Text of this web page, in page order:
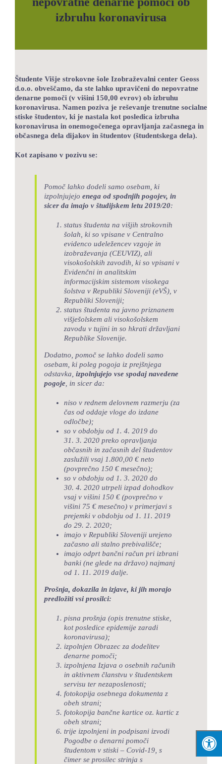
LOKALNA TOČKA SVOS
60-LETNICA
izbruhu koronavirusa
Študente Višje strokovne šole Izobraževalni center Geoss
d.o.o. obveščamo, da ste lahko upravičeni do nepovratne
denarne pomoči (v višini 150,00 evrov) ob izbruhu
koronavirusa. Namen poziva je reševanje trenutne socialne
stiske študentov, ki je nastala kot posledica izbruha
koronavirusa in onemogočenega opravljanja začasnega in
občasnega dela dijakov in študentov (študentskega dela).
Kot zapisano v pozivu se:
Pomoč lahko dodeli samo osebam, ki
izpolnjujejo enega od spodnjih pogojev, in
sicer da imajo v študijskem letu 2019/20:
status študenta na višjih strokovnih
šolah, ki so vpisane v Centralno
evidenco udeležencev vzgoje in
izobraževanja (CEUVIZ), ali
visokošolskih zavodih, ki so vpisani v
Evidenčni in analitskim
informacijskim sistemom visokega
šolstva v Republiki Sloveniji (eVŠ), v
Republiki Sloveniji;
status študenta na javno priznanem
višješolskem ali visokošolskem
zavodu v tujini in so hkrati državljani
Republike Slovenije.
Dodatno, pomoč se lahko dodeli samo
osebam, ki poleg pogoja iz prejšnjega
odstavka, izpolnjujejo vse spodaj navedene
pogoje , in sicer da:
niso v rednem delovnem razmerju (za
čas od oddaje vloge do izdane
odločbe);
so v obdobju od 1. 4. 2019 do
31. 3. 2020 preko opravljanja
občasnih in začasnih del študentov
zaslužili vsaj 1.800,00 € neto
(povprečno 150 € mesečno);
so v obdobju od 1. 3. 2020 do
30. 4. 2020 utrpeli izpad dohodkov
vsaj v višini 150 € (povprečno v
višini 75 € mesečno) v primerjavi s
prejemki v obdobju od 1. 11. 2019
do 29. 2. 2020;
imajo v Republiki Sloveniji urejeno
začasno ali stalno prebivališče;
imajo odprt bančni račun pri izbrani
banki (ne glede na državo) najmanj
od 1. 11. 2019 dalje.
Prošnja, dokazila in izjave, ki jih morajo
predložiti vsi prosilci:
pisna prošnja (opis trenutne stiske,
kot posledice epidemije zaradi
koronavirusa);
izpolnjen Obrazec za dodelitev
denarne pomoči;
izpolnjena Izjava o osebnih računih
in aktivnem članstvu v študentskem
servisu ter nezaposlenosti;
fotokopija osebnega dokumenta z
obeh strani;
fotokopija bančne kartice oz. kartic z
obeh strani;
trije izpolnjeni in podpisani izvodi
Pogodbe o denarni pomoči
študentom v stiski – Covid-19, s
čimer se prosilec strinja s